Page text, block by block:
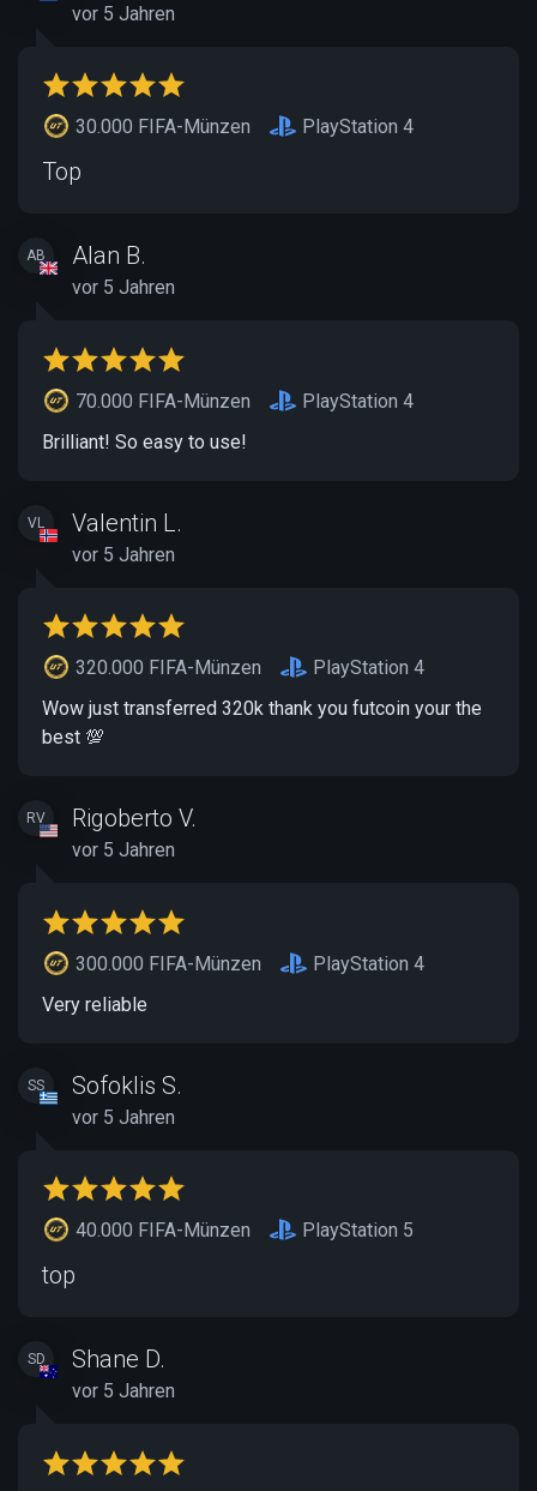
vor 5 Jahren
30.000 FIFA-Münzen PlayStation 4
Top
AB Alan B.
vor 5 Jahren
70.000 FIFA-Münzen
PlayStation 4
Brilliant! So easy to use!
VL Valentin L.
vor 5 Jahren
320.000 FIFA-Münzen
PlayStation 4
Wow just transferred 320k thank you futcoin your the
best 💯
RV Rigoberto V.
vor 5 Jahren
300.000 FIFA-Münzen
PlayStation 4
Very reliable
SS Sofoklis S.
vor 5 Jahren
40.000 FIFA-Münzen PlayStation 5
top
SD Shane D.
vor 5 Jahren